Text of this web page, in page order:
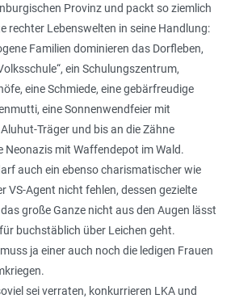
Provinz und packt so ziemlich
rechter Lebenswelten in seine Handlung:
Familien domi­nieren das Dorfleben,
ein Schulungszentrum,
eine Schmiede, eine gebärfreudige
eine Sonnenwendfeier mit
Träger und bis an die Zähne
Neonazis mit Waffendepot im Wald.
auch ein ebenso charismatischer wie
VS-Agent nicht fehlen, dessen gezielte
große Ganze nicht aus den Augen lässt
buchstäblich über Leichen geht.
ja einer auch noch die ledigen Frauen
sei verraten, konkurrieren LKA und